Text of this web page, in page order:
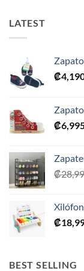
LATEST
₡
₡
₡
₡
BEST SELLING